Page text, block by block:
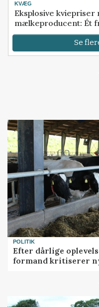
KVÆG
Eksplosive
mælkeproducent: Ét
Se
POLITIK
Efter dårlige
formand kritiserer